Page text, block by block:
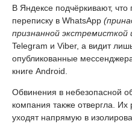
В Яндексе подчёркивают,
переписку в WhatsApp
признанной экстремисткой
Telegram и Viber, а видит
опубликованные
книге Android.
Обвинения в небезопасной
компания также отвергла. Их
уходят напрямую в